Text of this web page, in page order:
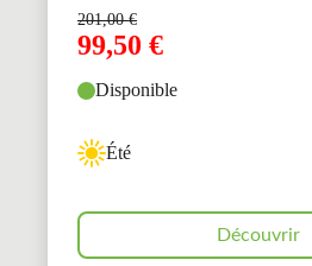
201,00€
99,50 €
Disponible
Été
Découvrir